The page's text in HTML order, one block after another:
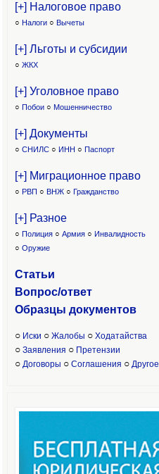
[+] Налоговое право
○ Налоги ○ Вычеты
[+] Льготы и субсидии
○ ЖКХ
[+] Уголовное право
○ Побои ○ Мошенничество
[+] Документы
○ СНИЛС ○ ИНН ○ Паспорт
[+] Миграционное право
○ РВП ○ ВНЖ ○ Гражданство
[+] Разное
○ Полиция ○ Армия ○ Инвалидность
○ Оружие
Статьи
Вопрос/ответ
Образцы документов
○ Иски ○ Жалобы ○ Ходатайства
○ Заявления ○ Претензии
○ Договоры ○ Соглашения ○ Другое